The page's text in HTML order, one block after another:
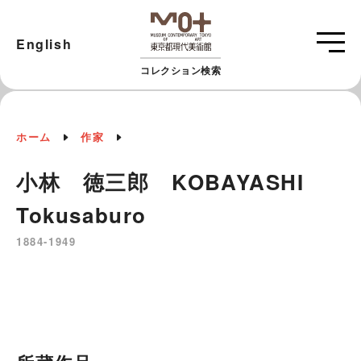
コレクション検索
English
ホーム 作家
小林 徳三郎 KOBAYASHI
Tokusaburo
1884-1949